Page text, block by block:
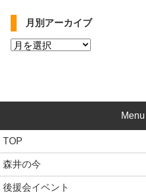
月別アーカイブ
Menu
TOP
森井の今
後援会イベント